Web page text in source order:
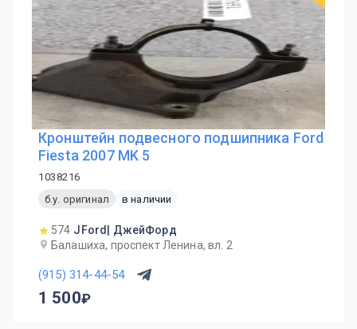
Кронштейн подвесного подшипника Ford
Fiesta 2007 MK 5
1038216
б.у. оригинал
в наличии
574 JFord| ДжейФорд
Балашиха, проспект Ленина, вл. 2
(915) 314-44-54
1 500